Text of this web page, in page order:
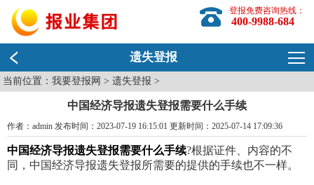
登报免费咨询热线：
400-9988-684
遗失登报
当前位置：我要登报网 >遗失登报 >
中国经济导报遗失登报需要什么手续
作者：admin 发布时间：2023-07-19 16:15:01 更新时间：2025-07-14 17:09:36
中国经济导报遗失登报需要什么手续?根据证件、内容的不
同，中国经济导报遗失登报所需要的提供的手续也不一样。